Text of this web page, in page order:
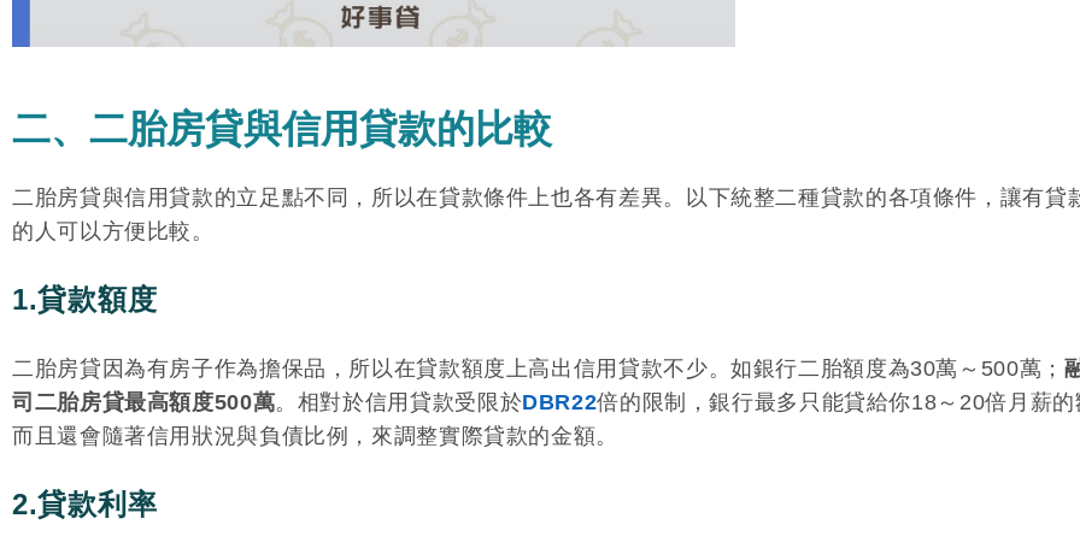
二、二胎房貸與信用貸款的比較
二胎房貸與信用貸款的立足點不同，所以在貸款條件上也各有差異。以下統整二種貸款的各項條件，讓有貸
的人可以方便比較。
1.貸款額度
二胎房貸因為有房子作為擔保品，所以在貸款額度上高出信用貸款不少。如銀行二胎額度為30萬～500萬；
司二胎房貸最高額度500萬。相對於信用貸款受限於DBR22倍的限制，銀行最多只能貸給你18～20倍月薪
而且還會隨著信用狀況與負債比例，來調整實際貸款的金額。
2.貸款利率